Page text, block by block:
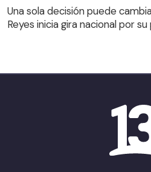
Una sola decisión puede
Reyes inicia gira nacional por